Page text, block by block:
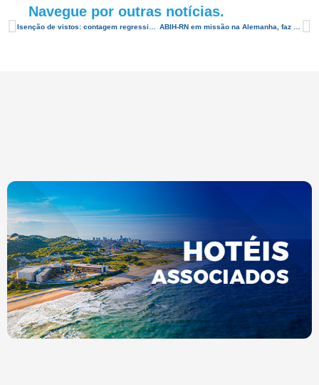
Navegue por outras notícias.
Isenção de vistos: contagem regressiva! ABIH-RN em missão na Alemanha, faz visita técnica à Escolas, Universidades e hotéis